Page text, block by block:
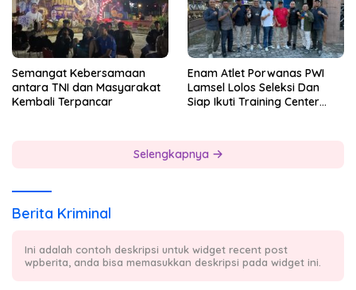
Semangat Kebersamaan
antara TNI dan Masyarakat
Kembali Terpancar
Enam Atlet Porwanas PWI
Lamsel Lolos Seleksi Dan
Siap Ikuti Training Center
Selengkapnya
Berita Kriminal
Ini adalah contoh deskripsi untuk widget recent post
wpberita, anda bisa memasukkan deskripsi pada widget ini.